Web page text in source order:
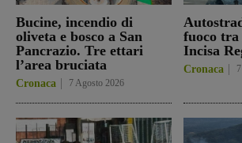
Bucine, incendio di
oliveta e bosco a San
Pancrazio. Tre ettari
l’area bruciata
Cronaca 7 Agosto 2026
fuoco tra
Incisa
Cronaca